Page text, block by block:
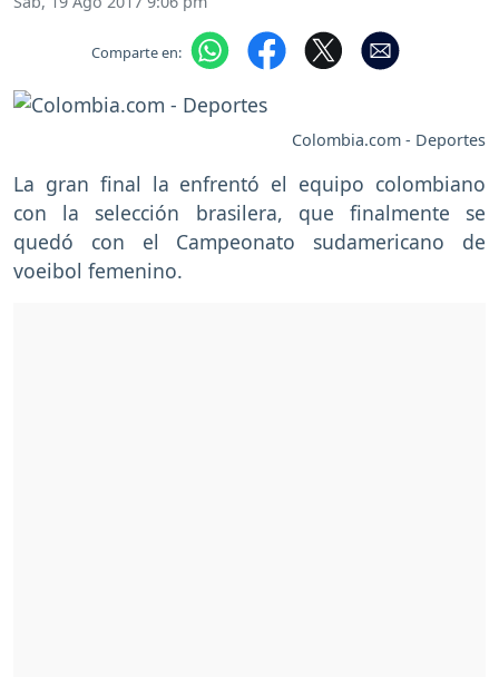
Comparte en:
Colombia.com - Deportes
La gran final la enfrentó el equipo colombiano
con la selección brasilera, que finalmente se
quedó con el Campeonato sudamericano de
voeibol femenino.